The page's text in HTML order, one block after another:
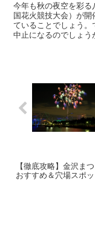
今年も秋の夜空を彩
国花火競技大会）が
ていることでしょう。
中止になるのでしょう
【徹底攻略】金沢ま
おすすめ＆穴場スポ